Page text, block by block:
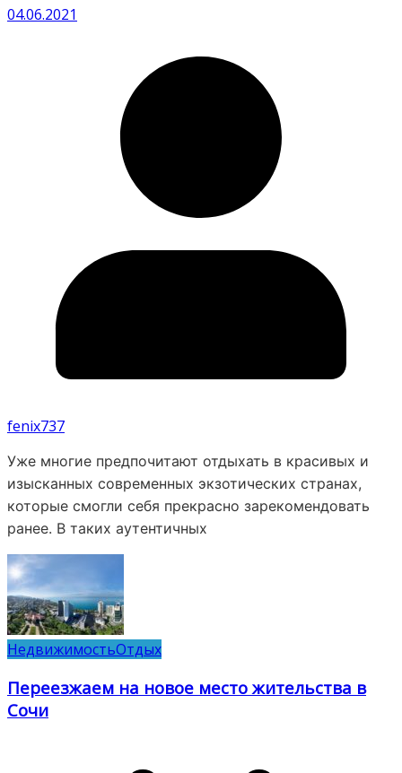
04.06.2021
fenix737
Уже многие предпочитают отдыхать в красивых и
изысканных современных экзотических странах,
которые смогли себя прекрасно зарекомендовать
ранее. В таких аутентичных
НедвижимостьОтдых
Переезжаем на новое место жительства в
Сочи